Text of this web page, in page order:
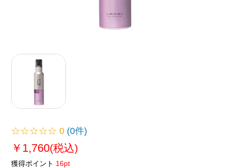
☆☆☆☆☆0 (0件)
￥1,760(税込)
獲得ポイント 16pt